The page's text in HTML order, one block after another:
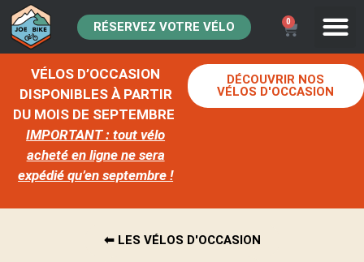
0
RÉSERVEZ VOTRE VÉLO
VÉLOS D’OCCASION
DISPONIBLES À PARTIR
DU MOIS DE SEPTEMBRE
IMPORTANT : tout vélo
acheté en ligne ne sera
expédié qu’en septembre !
DÉCOUVRIR NOS
VÉLOS D'OCCASION
⬅︎ LES VÉLOS D'OCCASION